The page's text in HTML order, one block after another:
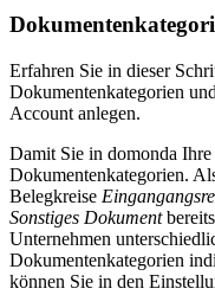
Erfahren Sie in dieser
Dokumentenkategorien
Account anlegen.
Damit Sie in domonda
Dokumentenkategorien.
Belegkreise
Sonstiges Dokument
Unternehmen
Dokumentenkategorien
können Sie in den